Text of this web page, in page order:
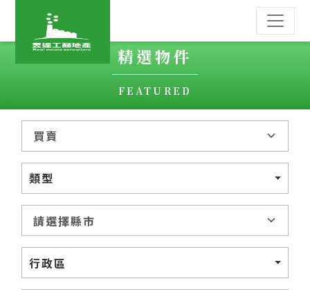
精選物件
FEATURED
類型
行政區